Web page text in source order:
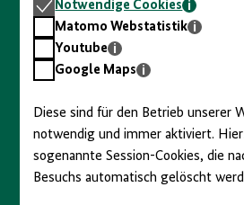
Notwendige
Cookies
Notwendige Cookies
Matomo
Webstatistik
Matomo Webstatistik
Youtube
Youtube
GoogleGoogle Maps
Diese sind für den Betrieb unserer
notwendig und immer aktiviert.
sogenannte Session-Cookies, die
Besuchs automatisch gelöscht